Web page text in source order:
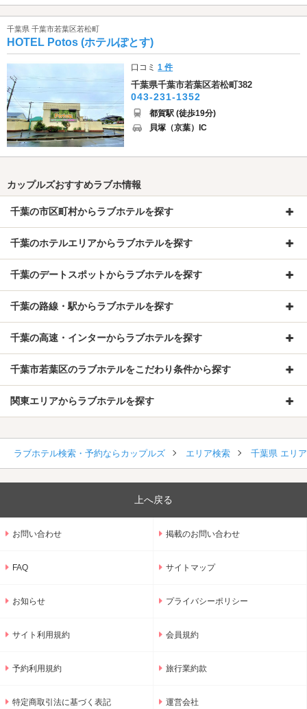
千葉県 千葉市若葉区若松町
HOTEL Potos (ホテルぽとす)
口コミ1 件
千葉県千葉市若葉区若松町382
043-231-1352
都賀駅 (徒歩19分)
貝塚（京葉）IC
カップルズおすすめラブホ情報
千葉の市区町村からラブホテルを探す
千葉のホテルエリアからラブホテルを探す
千葉のデートスポットからラブホテルを探す
千葉の路線・駅からラブホテルを探す
千葉の高速・インターからラブホテルを探す
千葉市若葉区のラブホテルをこだわり条件から探す
関東エリアからラブホテルを探す
ラブホテル検索・予約ならカップルズ エリア検索 千葉県 エリ
上へ戻る
お問い合わせ 掲載のお問い合わせ
FAQ サイトマップ
お知らせ プライバシーポリシー
サイト利用規約 会員規約
予約利用規約 旅行業約款
特定商取引法に基づく表記 運営会社